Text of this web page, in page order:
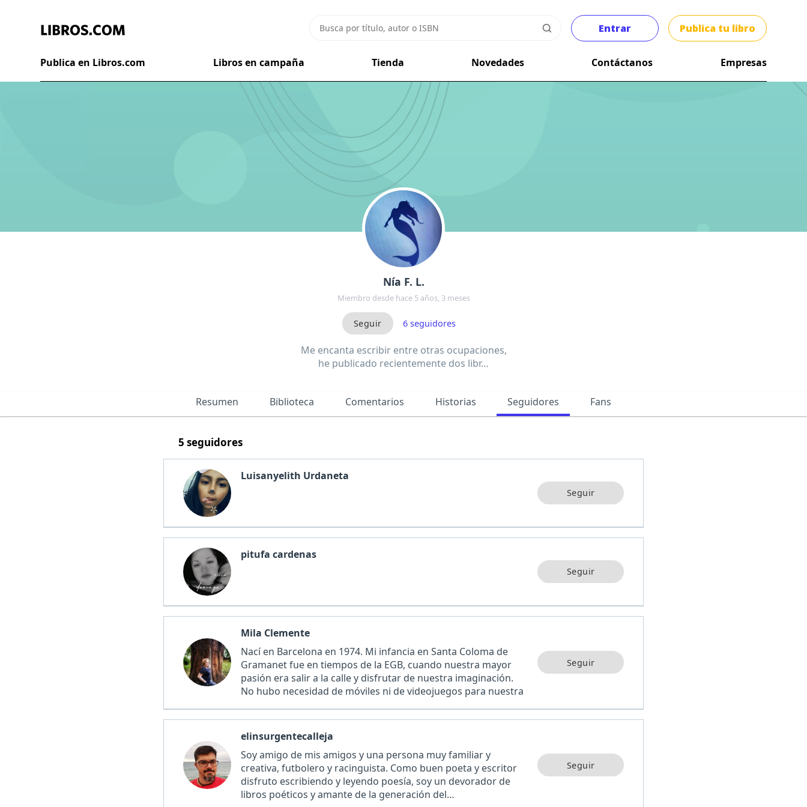
Entrar Publica tu libro
Publica en Libros.com Libros en campaña Tienda Novedades Contáctanos Empresas
Nía F. L.
Miembro desde hace 5 años, 3 meses
6seguidores
Me encanta escribir entre otras ocupaciones,
he publicado recientemente dos libr…
Resumen Biblioteca Comentarios Historias Seguidores Fans
5 seguidores
Luisanyelith Urdaneta
pitufa cardenas
Mila Clemente
Nací en Barcelona en 1974. Mi infancia en Santa Coloma de
Gramanet fue en tiempos de la EGB, cuando nuestra mayor
pasión era salir a la calle y disfrutar de nuestra imaginación.
No hubo necesidad de móviles ni de videojuegos para nuestra
elinsurgentecalleja
Soy amigo de mis amigos y una persona muy familiar y
creativa, futbolero y racinguista. Como buen poeta y escritor
disfruto escribiendo y leyendo poesía, soy un devorador de
libros poéticos y amante de la generación del…